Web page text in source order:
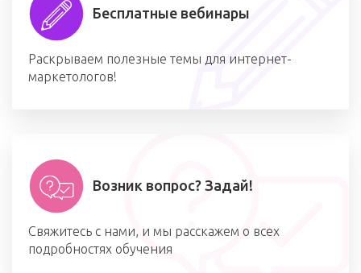
Бесплатные вебинары
Раскрываем полезные темы для интернет-
маркетологов!
Возник вопрос? Задай!
Свяжитесь с нами, и мы расскажем о всех
подробностях обучения